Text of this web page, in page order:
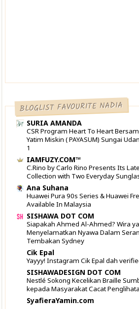
BLOGLIST FAVOURITE NADIA
SURIA AMANDA
CSR Program Heart To Heart
Yatim Miskin ( PAYASUM) Sungai
1
IAMFUZY.COM™
C.Rino by Carlo Rino Presents Its
Collection with Two Everyday
Ana Suhana
Huawei Pura 90s Series & Huawei
Available In Malaysia
SISHAWA DOT COM
Siapakah Ahmed Al-Ahmed? Wira
Menyelamatkan Nyawa Dalam
Tembakan Sydney
Cik Epal
Yayyy! Instagram Cik Epal dah
SISHAWADESIGN DOT COM
Nestlé Sokong Kecelikan Braille
kepada Masyarakat Cacat
SyafieraYamin.com